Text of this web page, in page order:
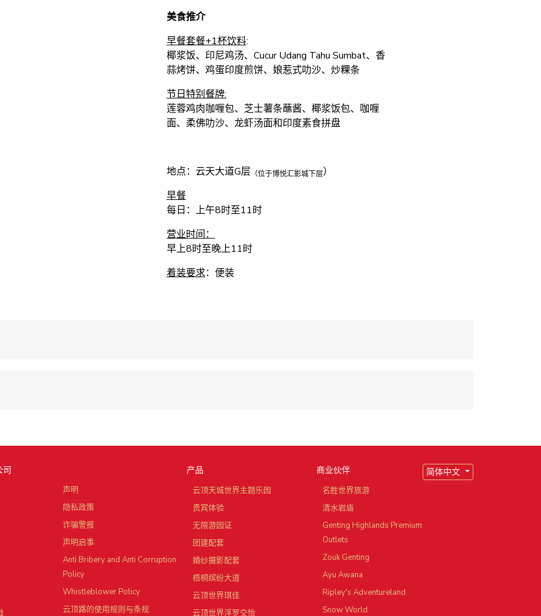
美食推介
早餐套餐+1杯饮料:
椰浆饭、印尼鸡汤、Cucur Udang Tahu Sumbat、香
蒜烤饼、鸡蛋印度煎饼、娘惹式叻沙、炒粿条
节日特别餐牌:
莲蓉鸡肉咖喱包、芝士薯条蘸酱、椰浆饭包、咖喱
面、柔佛叻沙、龙虾汤面和印度素食拼盘
地点：云天大道G层 （位于博悦汇影城下层）
早餐
每日：上午8时至11时
营业时间：
早上8时至晚上11时
着装要求：便装
司
声明
隐私政策
诈骗警报
声明启事
Anti Bribery and Anti Corruption
Policy
Whistleblower Policy
云顶路的使用规则与条规
产品
云顶天城世界主题乐园
贵宾体验
无限游园证
团建配套
婚纱摄影配套
梧桐缤纷大道
云顶世界琪佳
云顶世界浮罗交怡
商业伙伴
名胜世界旅游
清水岩庙
Genting Highlands Premium
Outlets
Zouk Genting
Ayu Awana
Ripley's Adventureland
Snow World
简体中文